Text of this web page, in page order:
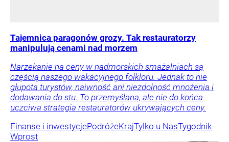
Tajemnica paragonów grozy. Tak restauratorzy
manipulują cenami nad morzem
Narzekanie na ceny w nadmorskich smażalniach są
częścią naszego wakacyjnego folkloru. Jednak to nie
głupota turystów, naiwność ani niezdolność mnożenia i
dodawania do stu. To przemyślana, ale nie do końca
uczciwa strategia restauratorów ukrywających ceny.
Finanse i inwestycjePodróżeKrajTylko u NasTygodnik
Wprost